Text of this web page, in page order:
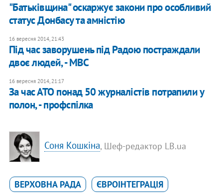
"Батьківщина" оскаржує закони про особливий
статус Донбасу та амністію
16 вересня 2014, 21:43
Під час заворушень під Радою постраждали
двоє людей, - МВС
16 вересня 2014, 21:17
За час АТО понад 50 журналістів потрапили у
полон, - профспілка
Соня Кошкіна, Шеф-редактор LB.ua
ВЕРХОВНА РАДА
ЄВРОІНТЕГРАЦІЯ